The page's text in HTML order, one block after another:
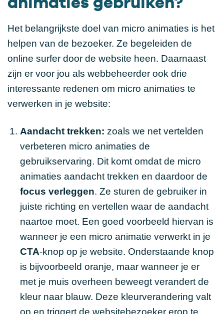
Het belangrijkste doel van micro animaties is het
helpen van de bezoeker. Ze begeleiden de
online surfer door de website heen. Daarnaast
zijn er voor jou als webbeheerder ook drie
interessante redenen om micro animaties te
verwerken in je website:
Aandacht trekken: zoals we net vertelden
verbeteren micro animaties de
gebruikservaring. Dit komt omdat de micro
animaties aandacht trekken en daardoor de
focus verleggen. Ze sturen de gebruiker in
juiste richting en vertellen waar de aandacht
naartoe moet. Een goed voorbeeld hiervan is
wanneer je een micro animatie verwerkt in je
CTA-knop op je website. Onderstaande knop
is bijvoorbeeld oranje, maar wanneer je er
met je muis overheen beweegt verandert de
kleur naar blauw. Deze kleurverandering valt
op en triggert de websitebezoeker erop te